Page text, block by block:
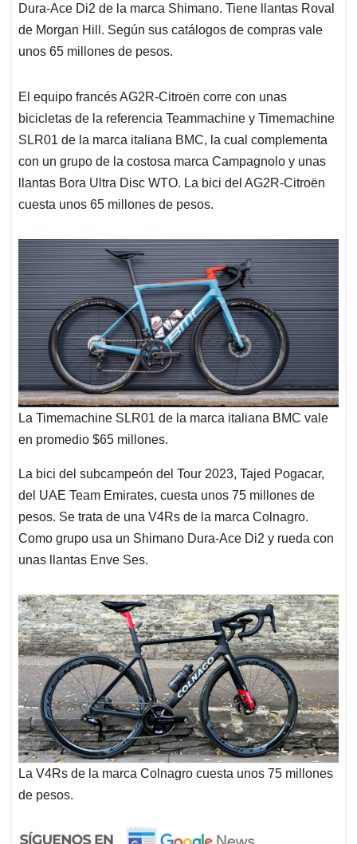
Dura-Ace Di2 de la marca Shimano. Tiene llantas Roval
de Morgan Hill. Según sus catálogos de compras vale
unos 65 millones de pesos.
El equipo francés AG2R-Citroën corre con unas
bicicletas de la referencia Teammachine y Timemachine
SLR01 de la marca italiana BMC, la cual complementa
con un grupo de la costosa marca Campagnolo y unas
llantas Bora Ultra Disc WTO. La bici del AG2R-Citroën
cuesta unos 65 millones de pesos.
La Timemachine SLR01 de la marca italiana BMC vale
en promedio $65 millones.
La bici del subcampeón del Tour 2023, Tajed Pogacar,
del UAE Team Emirates, cuesta unos 75 millones de
pesos. Se trata de una V4Rs de la marca Colnagro.
Como grupo usa un Shimano Dura-Ace Di2 y rueda con
unas llantas Enve Ses.
La V4Rs de la marca Colnagro cuesta unos 75 millones
de pesos.